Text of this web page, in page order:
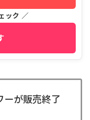
ック ／
ーが販売終了